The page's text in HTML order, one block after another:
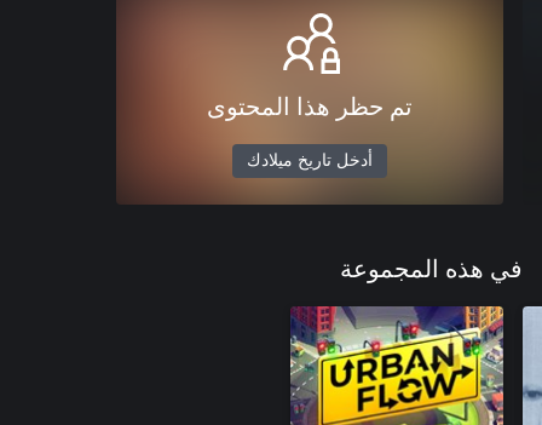
تم حظر هذا المحتوى
أدخل تاريخ ميلادك
في هذه المجموعة